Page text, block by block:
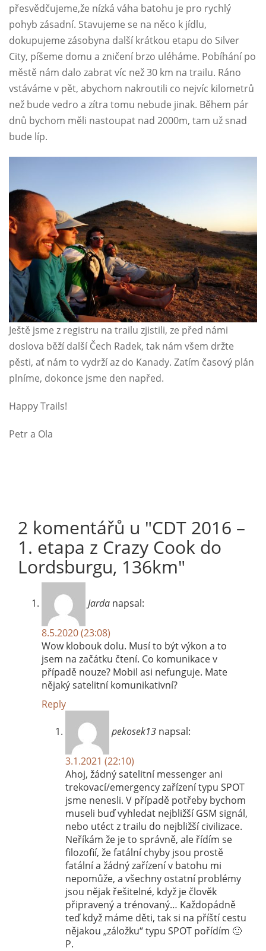
přesvědčujeme,že nízká váha batohu je pro rychlý
pohyb zásadní. Stavujeme se na něco k jídlu,
dokupujeme zásobyna další krátkou etapu do Silver
City, píšeme domu a zničení brzo uléháme. Pobíhání po
městě nám dalo zabrat víc než 30 km na trailu. Ráno
vstáváme v pět, abychom nakroutili co nejvíc kilometrů
než bude vedro a zítra tomu nebude jinak. Během pár
dnů bychom měli nastoupat nad 2000m, tam už snad
bude líp.
Ještě jsme z registru na trailu zjistili, ze před námi
doslova běží další Čech Radek, tak nám všem držte
pěsti, ať nám to vydrží az do Kanady. Zatím časový plán
plníme, dokonce jsme den napřed.
Happy Trails!
Petr a Ola
2 komentářů u "CDT 2016 –
1. etapa z Crazy Cook do
Lordsburgu, 136km"
Jarda napsal:
8.5.2020 (23:08)
Wow klobouk dolu. Musí to být výkon a to
jsem na začátku čtení. Co komunikace v
případě nouze? Mobil asi nefunguje. Mate
nějaký satelitní komunikativní?
Reply
pekosek13 napsal:
3.1.2021 (22:10)
Ahoj, žádný satelitní messenger ani
trekovací/emergency zařízení typu SPOT
jsme nenesli. V případě potřeby bychom
museli buď vyhledat nejbližší GSM signál,
nebo utéct z trailu do nejbližší civilizace.
Neříkám že je to správně, ale řídím se
filozofií, že fatální chyby jsou prostě
fatální a žádný zařízení v batohu mi
nepomůže, a všechny ostatní problémy
jsou nějak řešitelné, když je člověk
připravený a trénovaný… Každopádně
teď když máme děti, tak si na příští cestu
nějakou „záložku“ typu SPOT pořídím 🙂
P.